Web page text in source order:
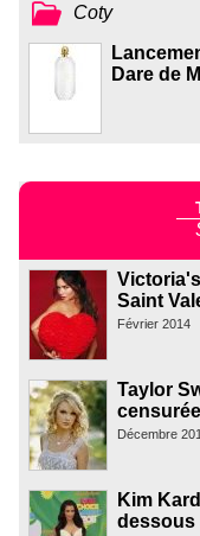
Coty
Dare de
Saint
Février 2014
Taylor
censurée
Décembre
Kim
dessous